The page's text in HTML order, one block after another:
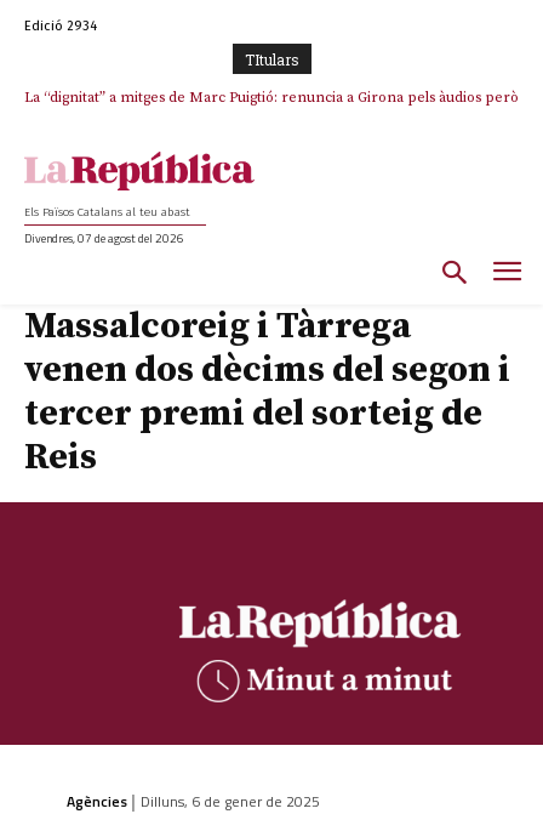
Edició 2934
TItulars
La “dignitat” a mitges de Marc Puigtió: renuncia a Girona pels àudios però
Els Països Catalans al teu abast
Divendres, 07 de agost del 2026
Massalcoreig i Tàrrega
venen dos dècims del segon i
tercer premi del sorteig de
Reis
Agències | Dilluns, 6 de gener de 2025